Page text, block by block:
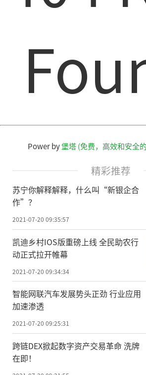
Power by堡塔 (免费，高效和安全
精彩推荐
苏宁你解释解释，什么叫“新银企合
作”？
2021-07-20 09:35:57
凯迪乡村IOS版重磅上线 全民助农行
动正式拉开帷幕
2021-07-20 09:34:34
智能网联汽车发展势头正劲 行业应用
加速渗透
2021-07-20 09:25:31
跨链DEX掀起数字资产交易革命 洗牌
在即！